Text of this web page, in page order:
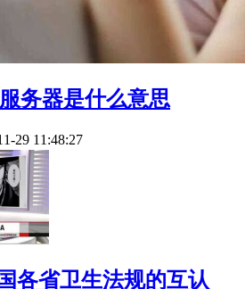
务器是什么意思
29 11:48:27
各省卫生法规的互认